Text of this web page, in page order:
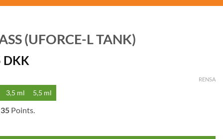
(UFORCE-L TANK)
DKK
3,5 ml 5,5 ml
RENSA
35 Points.